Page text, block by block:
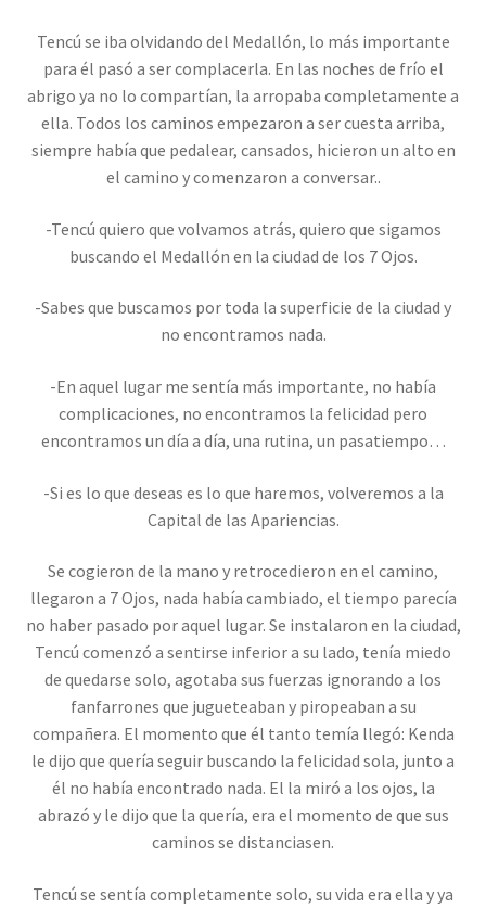
Tencú se iba olvidando del Medallón, lo más importante
para él pasó a ser complacerla. En las noches de frío el
abrigo ya no lo compartían, la arropaba completamente a
ella. Todos los caminos empezaron a ser cuesta arriba,
siempre había que pedalear, cansados, hicieron un alto en
el camino y comenzaron a conversar..
-Tencú quiero que volvamos atrás, quiero que sigamos
buscando el Medallón en la ciudad de los 7 Ojos.
-Sabes que buscamos por toda la superficie de la ciudad y
no encontramos nada.
-En aquel lugar me sentía más importante, no había
complicaciones, no encontramos la felicidad pero
encontramos un día a día, una rutina, un pasatiempo…
-Si es lo que deseas es lo que haremos, volveremos a la
Capital de las Apariencias.
Se cogieron de la mano y retrocedieron en el camino,
llegaron a 7 Ojos, nada había cambiado, el tiempo parecía
no haber pasado por aquel lugar. Se instalaron en la ciudad,
Tencú comenzó a sentirse inferior a su lado, tenía miedo
de quedarse solo, agotaba sus fuerzas ignorando a los
fanfarrones que jugueteaban y piropeaban a su
compañera. El momento que él tanto temía llegó: Kenda
le dijo que quería seguir buscando la felicidad sola, junto a
él no había encontrado nada. El la miró a los ojos, la
abrazó y le dijo que la quería, era el momento de que sus
caminos se distanciasen.
Tencú se sentía completamente solo, su vida era ella y ya